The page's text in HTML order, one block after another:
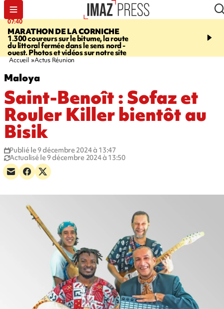
07:40
MARATHON DE LA CORNICHE
1.300 coureurs sur le bitume, la route
du littoral fermée dans le sens nord -
ouest. Photos et vidéos sur notre site
10:33
l’enfance - une
Accueil Actus Réunion
Maloya
Saint-Benoît : Sofaz et
Rouler Killer bientôt au
Bisik
Publié le 9 décembre 2024 à 13:47
Actualisé le 9 décembre 2024 à 13:50